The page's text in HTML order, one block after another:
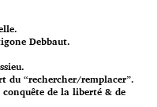
Debbaut.
du “rechercher/remplacer”.
de la liberté & de